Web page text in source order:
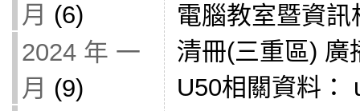
月 (6)
2024 年 一
月 (9)
電腦教室暨資
清冊(三重區) 廣
U50相關資料：